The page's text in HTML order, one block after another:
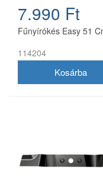
7.990 Ft
Fűnyírókés Easy 51
114204